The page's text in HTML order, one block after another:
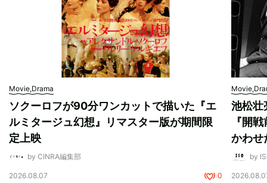
Movie,Drama
ソクーロフが90分ワンカットで描いた『エ
ルミタージュ幻想』リマスター版が期間限
定上映
by CINRA編集部
2026.08.07 0
池松壮
『開
かわせ
by